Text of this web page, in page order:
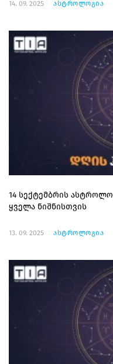
14. 09. 2025 ასტროლოგია
14 სექტემბრის
ყველა ნიშნისთვის
13. 09. 2025 ასტროლოგია